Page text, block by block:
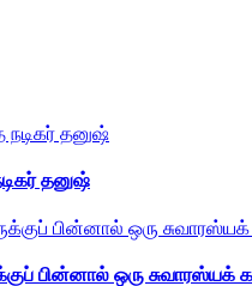
தனுஷ்
பின்னால் ஒரு சுவாரஸ்யக்